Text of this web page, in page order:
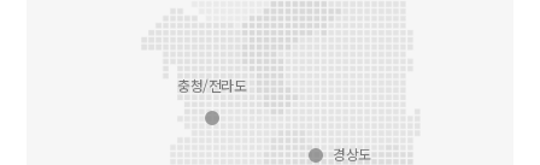
충청/전라도
경상도